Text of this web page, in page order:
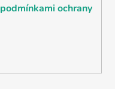
podmínkami ochrany